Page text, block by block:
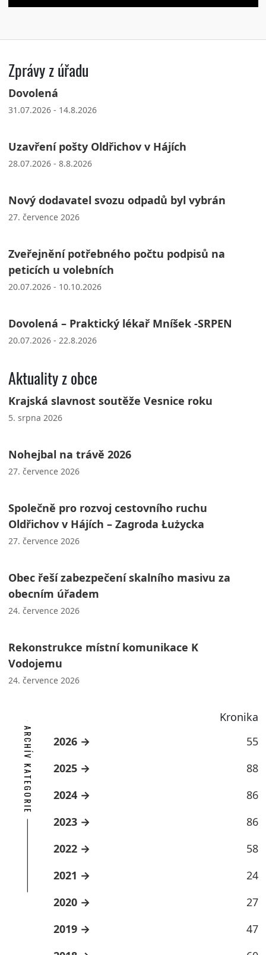
Zprávy z úřadu
Dovolená
31.07.2026 - 14.8.2026
Uzavření pošty Oldřichov v Hájích
28.07.2026 - 8.8.2026
Nový dodavatel svozu odpadů byl vybrán
27. července 2026
Zveřejnění potřebného počtu podpisů na
peticích u volebních
20.07.2026 - 10.10.2026
Dovolená – Praktický lékař Mníšek -SRPEN
20.07.2026 - 22.8.2026
Aktuality z obce
Krajská slavnost soutěže Vesnice roku
5. srpna 2026
Nohejbal na trávě 2026
27. července 2026
Společně pro rozvoj cestovního ruchu
Oldřichov v Hájích – Zagroda Łużycka
27. července 2026
Obec řeší zabezpečení skalního masivu za
obecním úřadem
24. července 2026
Rekonstrukce místní komunikace K
Vodojemu
24. července 2026
Kronika
ARCHÍV KATEGORIE 2026
55
2025
88
2024
86
2023
86
2022
58
2021
24
2020
27
2019
47